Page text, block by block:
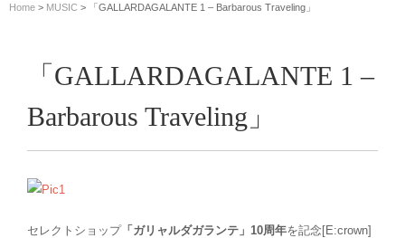
Home > MUSIC > 「GALLARDAGALANTE 1 – Barbarous Traveling」
「GALLARDAGALANTE 1 –
Barbarous Traveling」
セレクトショップ「ガリャルダガランテ」10周年を記念[E:crown]